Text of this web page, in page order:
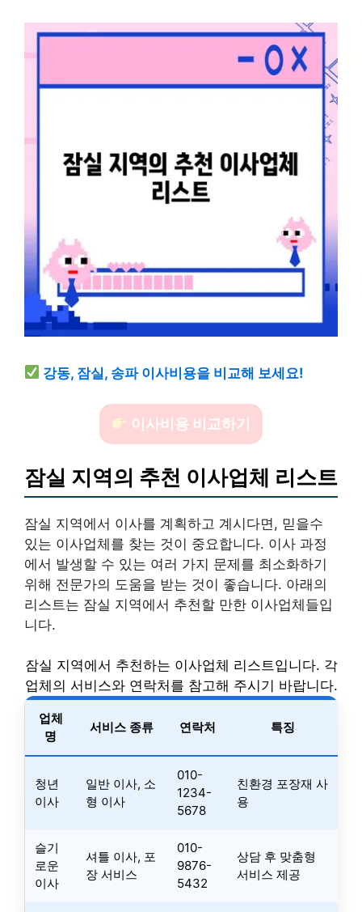
강동, 잠실, 송파 이사비용을 비교해 보세요!
이사비용 비교하기
잠실 지역의 추천 이사업체 리스트
잠실 지역에서 이사를 계획하고 계시다면, 믿을수
있는 이사업체를 찾는 것이 중요합니다. 이사 과정
에서 발생할 수 있는 여러 가지 문제를 최소화하기
위해 전문가의 도움을 받는 것이 좋습니다. 아래의
리스트는 잠실 지역에서 추천할 만한 이사업체들입
니다.
잠실 지역에서 추천하는 이사업체 리스트입니다. 각
업체의 서비스와 연락처를 참고해 주시기 바랍니다.
업체
명
서비스 종류 연락처 특징
청년
이사
일반 이사, 소
형 이사
010-
1234-
5678
친환경 포장재 사
용
슬기
로운
이사
셔틀 이사, 포
장 서비스
010-
9876-
5432
상담 후 맞춤형
서비스 제공